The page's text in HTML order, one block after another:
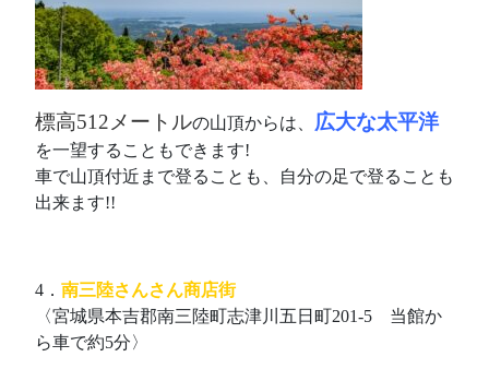
標高512メートルの山頂からは、 広大な太平洋
を一望することもできます!
車で山頂付近まで登ることも、自分の足で登ることも
出来ます!!
4． 南三陸さんさん商店街
〈宮城県本吉郡南三陸町志津川五日町201-5 当館か
ら車で約5分〉